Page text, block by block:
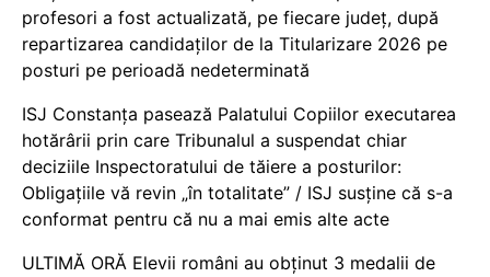
profesori a fost actualizată, pe fiecare județ, după
repartizarea candidaților de la Titularizare 2026 pe
posturi pe perioadă nedeterminată
ISJ Constanța pasează Palatului Copiilor executarea
hotărârii prin care Tribunalul a suspendat chiar
deciziile Inspectoratului de tăiere a posturilor:
Obligațiile vă revin „în totalitate” / ISJ susține că s-a
conformat pentru că nu a mai emis alte acte
ULTIMĂ ORĂ Elevii români au obținut 3 medalii de